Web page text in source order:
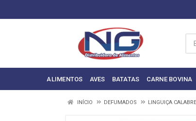
ALIMENTOS AVES BATATAS CARNE BOVINA
INÍCIO DEFUMADOS LINGUIÇA